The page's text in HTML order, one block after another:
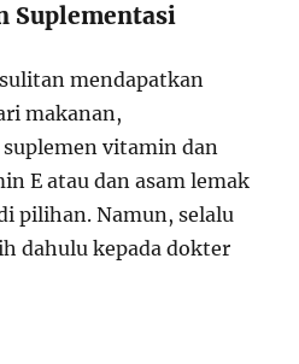
Suplementasi
mendapatkan
makanan,
vitamin dan
E atau dan asam lemak
pilihan. Namun, selalu
dahulu kepada dokter